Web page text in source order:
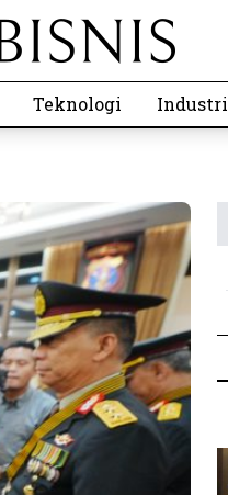
Teknologi Industri